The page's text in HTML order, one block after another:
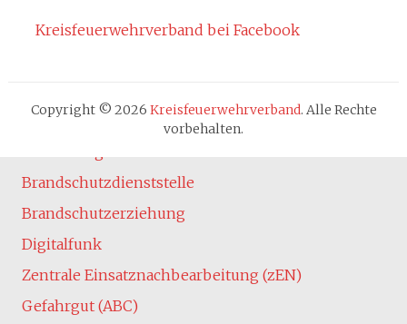
Cookie-Hinweis
Atemschutz
Brandschutzdienststelle
Brandschutzerziehung
Digitalfunk
Zentrale Einsatznachbearbeitung (zEN)
Gefahrgut (ABC)
Kreisfeuerwehrverband bei Facebook
Copyright © 2026 Kreisfeuerwehrverband. Alle Rechte
vorbehalten.